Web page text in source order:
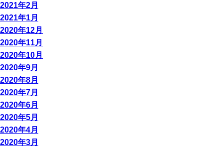
2021年2月
2021年1月
2020年12月
2020年11月
2020年10月
2020年9月
2020年8月
2020年7月
2020年6月
2020年5月
2020年4月
2020年3月